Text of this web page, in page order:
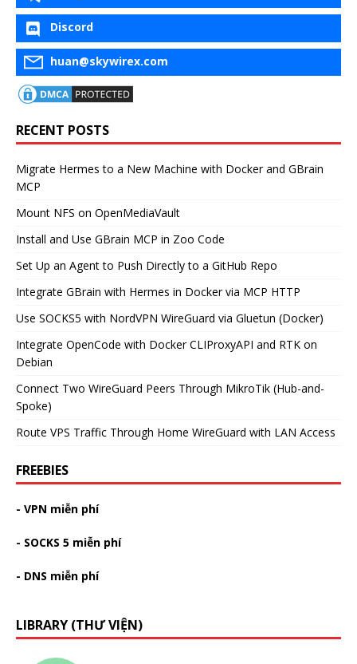
Discord
huan@skywirex.com
RECENT POSTS
Migrate Hermes to a New Machine with Docker and GBrain
MCP
Mount NFS on OpenMediaVault
Install and Use GBrain MCP in Zoo Code
Set Up an Agent to Push Directly to a GitHub Repo
Integrate GBrain with Hermes in Docker via MCP HTTP
Use SOCKS5 with NordVPN WireGuard via Gluetun (Docker)
Integrate OpenCode with Docker CLIProxyAPI and RTK on
Debian
Connect Two WireGuard Peers Through MikroTik (Hub-and-
Spoke)
Route VPS Traffic Through Home WireGuard with LAN Access
FREEBIES
- VPN miễn phí
- SOCKS 5 miễn phí
- DNS miễn phí
LIBRARY (THƯ VIỆN)